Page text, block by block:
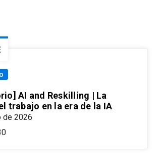
AI and Reskilling | La
trabajo en la era de la IA
de 2026